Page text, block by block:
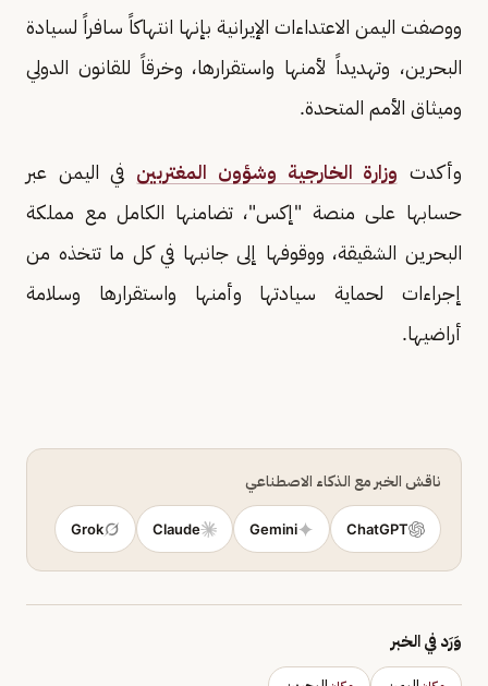
ووصفت اليمن الاعتداءات الإيرانية بإنها انتهاكاً سافراً لسيادة
البحرين، وتهديداً لأمنها واستقرارها، وخرقاً للقانون الدولي
وميثاق الأمم المتحدة.
وأكدت وزارة الخارجية وشؤون المغتربين في اليمن عبر
حسابها على منصة "إكس"، تضامنها الكامل مع مملكة
البحرين الشقيقة، ووقوفها إلى جانبها في كل ما تتخذه من
إجراءات لحماية سيادتها وأمنها واستقرارها وسلامة
أراضيها.
ناقش الخبر مع الذكاء الاصطناعي
ChatGPT
Gemini
Claude
Grok
وَرَد في الخبر